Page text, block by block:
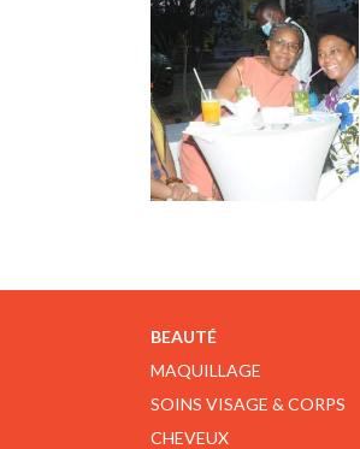
BEAUTÉ
MAQUILLAGE
SOINS VISAGE & CORPS
CHEVEUX